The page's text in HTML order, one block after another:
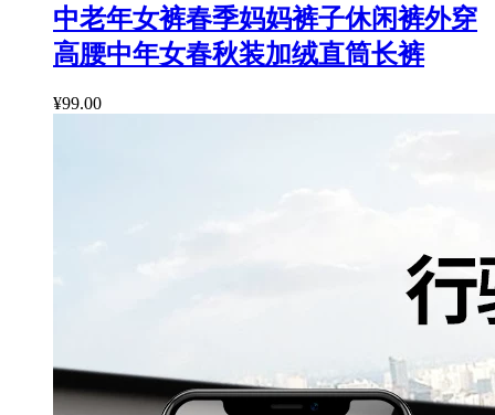
中老年女裤春季妈妈裤子休闲裤外穿
高腰中年女春秋装加绒直筒长裤
¥99.00